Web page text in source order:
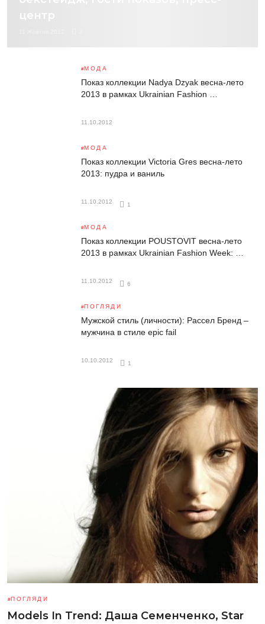
центр
МОДА
Показ коллекции Nadya Dzyak весна-лето
2013 в рамках Ukrainian Fashion …
11.10.2012
МОДА
Показ коллекции Victoria Gres весна-лето
2013: пудра и ваниль
11.10.2012
1
МОДА
Показ коллекции POUSTOVIT весна-лето
2013 в рамках Ukrainian Fashion Week: …
11.10.2012
6
ПОГЛЯДИ
Мужской стиль (личности): Рассел Бренд –
мужчина в стиле epic fail
10.10.2012
1
ПОГЛЯДИ
Models In Trend: Даша Семенченко, Star